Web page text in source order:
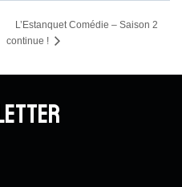
L’Estanquet Comédie – Saison 2
continue !